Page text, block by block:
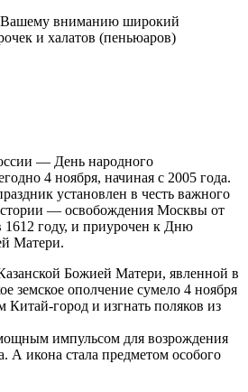
вниманию широкий
и халатов (пеньюаров)
— День народного
4 ноября, начиная с 2005 года.
установлен в честь важного
— освобождения Москвы от
1612 году, и приурочен к Дню
Матери.
Божией Матери, явленной в
земское ополчение сумело 4 ноября
Китай-город и изгнать поляков из
импульсом для возрождения
А икона стала предметом особого